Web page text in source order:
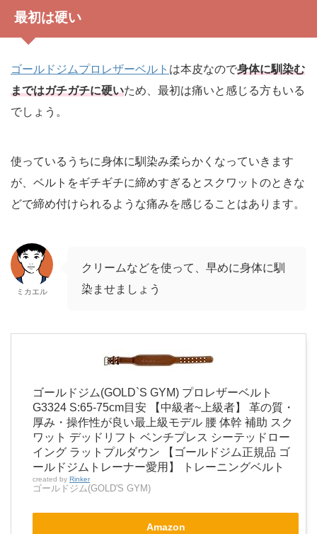
最初は硬い
ゴールドジムプロレザーベルト は本皮なので身体に馴染む
まではガチガチに硬いため、最初は痛いと感じる方もいる
でしょう。
使っているうちに身体に馴染み柔らかくなっていきます
が、ベルトをギチギチに締めすぎるとスクワットのときな
どで締め付けられるような痛みを感じることはあります。
ミカエル
クリームなどを使って、早めに身体に馴
染ませましょう
ゴールドジム(GOLD`S GYM) プロレザーベルト
G3324 S:65-75cm目安 【中級者~上級者】 革の質・
厚み・操作性が良い最上級モデル 腰 体幹 補助 スク
ワット デッドリフト ベンチプレス シーテッドロー
イング ラットプルダウン 【ゴールドジム正規品 ゴ
ールドジムトレーナー愛用】 トレーニングベルト
created by Rinker
ゴールドジム(GOLD'S GYM)
Amazon